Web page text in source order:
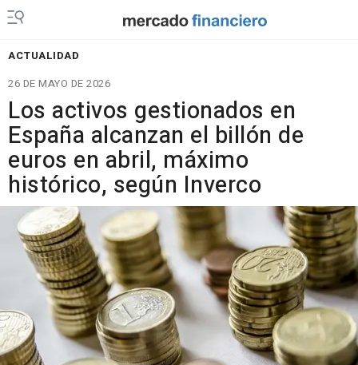
ACTUALIDAD
26 DE MAYO DE 2026
Los activos gestionados en
España alcanzan el billón de
euros en abril, máximo
histórico, según Inverco